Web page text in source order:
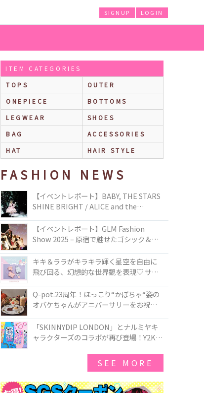
LOGIN
SIGNUP
ITEM CATEGORIES
TOPS
OUTER
ONEPIECE
BOTTOMS
LEGWEAR
SHOES
BAG
ACCESSORIES
HAT
HAIR STYLE
FASHION NEWS
【イベントレポート】BABY, THE STARS
SHINE BRIGHT / ALICE and the
TOKYO
【イベントレポート】GLM Fashion
Show 2025 – 原宿で魅せたゴシック＆ロ
キキ＆ララがキラキラ輝く星空を自由に
飛び回る、幻想的な世界観を表現♡ サマ
50周年アニバーサリーイヤー』を記念し
たコレクションが登場
Q-pot.23周年！ほっこり“かぼちゃ“姿の
オバケちゃんがアニバーサリーをお祝い
ー」が新発売！Q-pot CAFE.では「かぼち
ゃのオバケーキプレート」も登場
「SKINNYDIP LONDON」とナルミヤキ
ャラクターズのコラボが再び登場！Y2Kム
SEE MORE